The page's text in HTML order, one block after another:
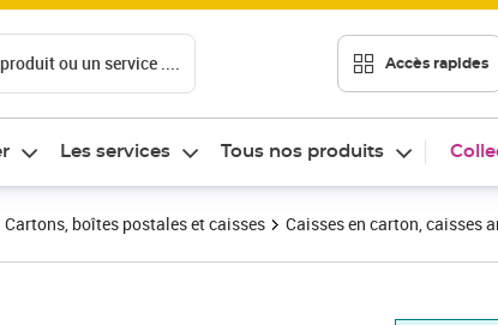
ou un service .... Accès rapides
Les services Tous nos produits
Cartons, boîtes postales et caisses Caisses en carton, caisses